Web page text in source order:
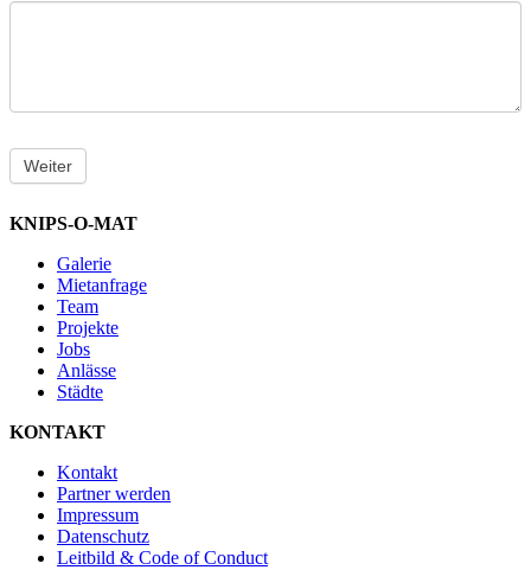
Weiter
KNIPS-O-MAT
Galerie
Mietanfrage
Team
Projekte
Jobs
Anlässe
Städte
KONTAKT
Kontakt
Partner werden
Impressum
Datenschutz
Leitbild & Code of Conduct